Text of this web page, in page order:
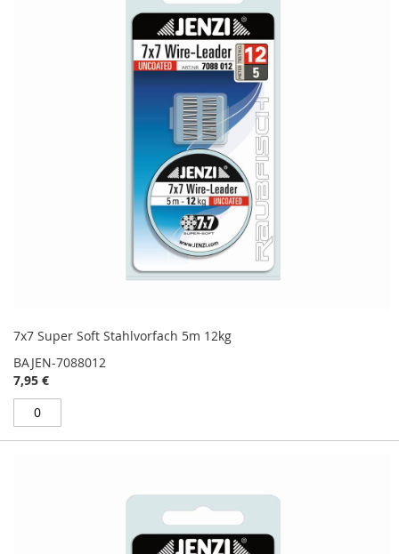
7x7 Super Soft Stahlvorfach 5m 12kg
BAJEN-7088012
7,95 €